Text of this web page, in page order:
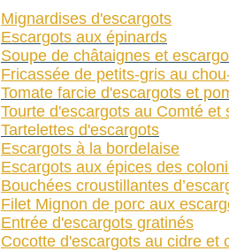
Mignardises d'escargots
Escargots aux épinards
Soupe de châtaignes et
Fricassée de petits-gris au
Tomate farcie d'escargots et
Tourte d'escargots au Comté et
Tartelettes d'escargots
Escargots à la bordelaise
Escargots aux épices des
Bouchées croustillantes
Filet Mignon de porc aux
Entrée d'escargots gratinés
Cocotte d'escargots au cidre et